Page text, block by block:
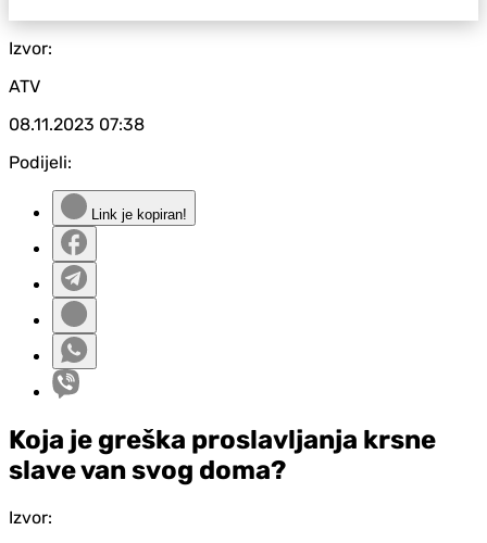
Izvor:
ATV
08.11.2023 07:38
Podijeli:
Link je kopiran!
Koja je greška proslavljanja krsne
slave van svog doma?
Izvor: